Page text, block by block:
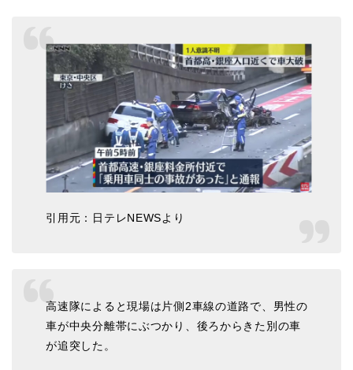
引用元：日テレNEWSより
高速隊によると現場は片側2車線の道路で、男性の
車が中央分離帯にぶつかり、後ろからきた別の車
が追突した。